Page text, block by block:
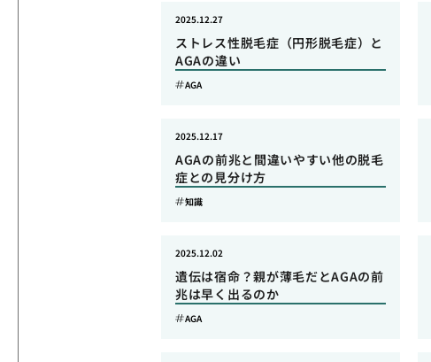
ストレス性脱毛症（円形脱毛症）と
AGAの違い
2025.12.27
AGA
AGAの前兆と間違いやすい他の脱毛
症との見分け方
2025.12.17
知識
遺伝は宿命？親が薄毛だとAGAの前
兆は早く出るのか
2025.12.02
AGA